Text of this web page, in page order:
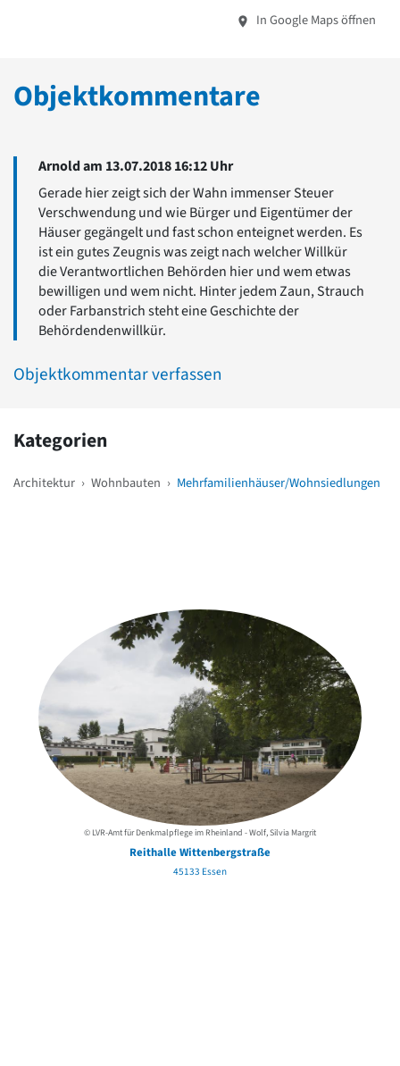
In Google Maps öffnen
Objektkommentare
Arnold am 13.07.2018 16:12 Uhr
Gerade hier zeigt sich der Wahn immenser Steuer
Verschwendung und wie Bürger und Eigentümer der
Häuser gegängelt und fast schon enteignet werden. Es
ist ein gutes Zeugnis was zeigt nach welcher Willkür
die Verantwortlichen Behörden hier und wem etwas
bewilligen und wem nicht. Hinter jedem Zaun, Strauch
oder Farbanstrich steht eine Geschichte der
Behördendenwillkür.
Objektkommentar verfassen
Kategorien
Architektur › Wohnbauten › Mehrfamilienhäuser/Wohnsiedlungen
© LVR-Amt für Denkmalpflege im Rheinland - Wolf, Silvia Margrit
Reithalle Wittenbergstraße
45133 Essen